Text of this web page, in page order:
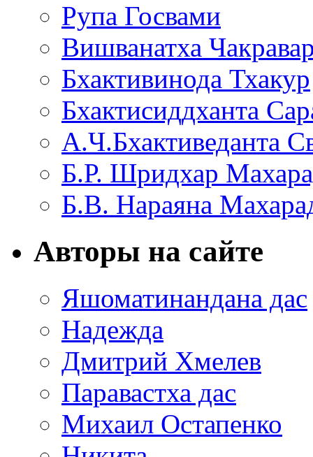
Рупа Госвами
Вишванатха
Бхактивинода Тхакур
Бхактисиддханта
А.Ч.Бхактиведанта
Б.Р. Шридхар
Б.В. Нараяна
Авторы на сайте
Яшоматинандана дас
Надежда
Дмитрий Хмелев
Паравастха дас
Михаил Остапенко